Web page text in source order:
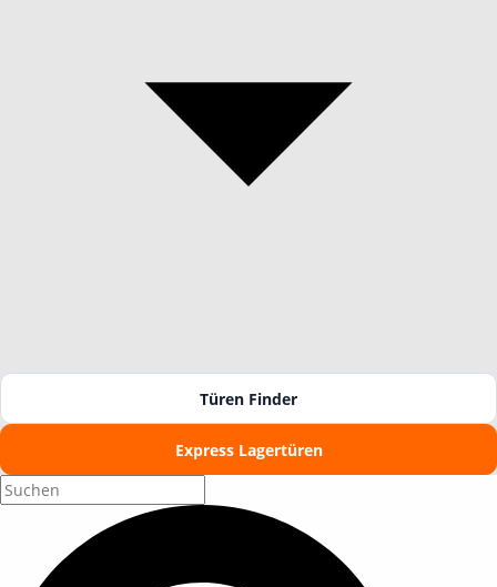
Türen Finder
Express Lagertüren